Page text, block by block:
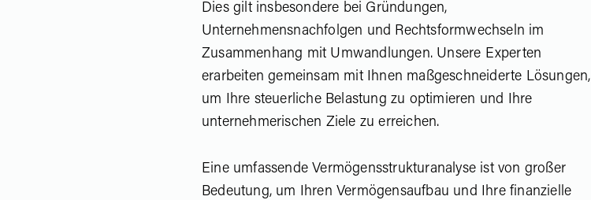
Dies gilt insbesondere bei Gründungen,
Unternehmensnachfolgen und Rechtsformwechseln im
Zusammenhang mit Umwandlungen. Unsere Experten
erarbeiten gemeinsam mit Ihnen maßgeschneiderte Lösungen,
um Ihre steuerliche Belastung zu optimieren und Ihre
unternehmerischen Ziele zu erreichen.
Eine umfassende Vermögensstrukturanalyse ist von großer
Bedeutung, um Ihren Vermögensaufbau und Ihre finanzielle